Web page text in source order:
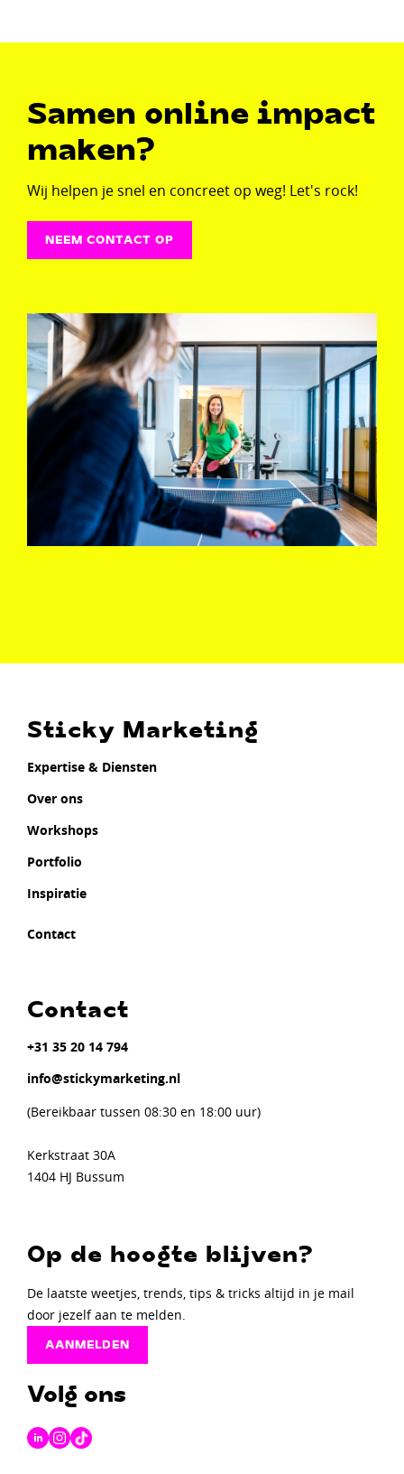
Samen online impact
maken?
Wij helpen je snel en concreet op weg! Let's rock!
NEEM CONTACT OP
Sticky Marketing
Expertise & Diensten
Over ons
Workshops
Portfolio
Inspiratie
Contact
Contact
+31 35 20 14 794
info@stickymarketing.nl
(Bereikbaar tussen 08:30 en 18:00 uur)
Kerkstraat 30A
1404 HJ Bussum
Op de hoogte blijven?
De laatste weetjes, trends, tips & tricks altijd in je mail
door jezelf aan te melden.
AANMELDEN
Volg ons